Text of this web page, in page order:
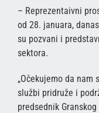
– Reprezentaivni
od 28. januara,
su pozvani i
sektora.
„Očekujemo da
službi pridruže i
predsednik